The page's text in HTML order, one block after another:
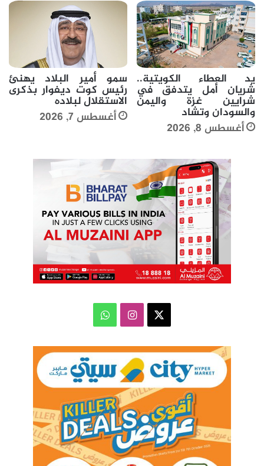
يد العطاء الكويتية..
شريان أمل يتدفق في
شرايين غزة واليمن
والسودان وتشاد
أغسطس 8, 2026
سمو أمير البلاد يهنئ
رئيس كوت ديفوار بذكرى
الاستقلال لبلاده
أغسطس 7, 2026
انستقرامواتساب